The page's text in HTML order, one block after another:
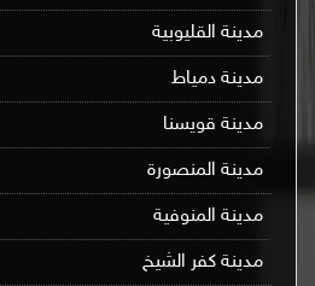
مدينة القليوبية
مدينة دمياط
مدينة قويسنا
مدينة المنصورة
مدينة المنوفية
مدينة كفر الشيخ